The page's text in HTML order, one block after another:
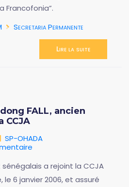
Francofonia”.
Secretaria Permanente
Lire la suite
FALL, ancien
CCJA
SP-OHADA
a rejoint la CCJA
6 janvier 2006, et assuré